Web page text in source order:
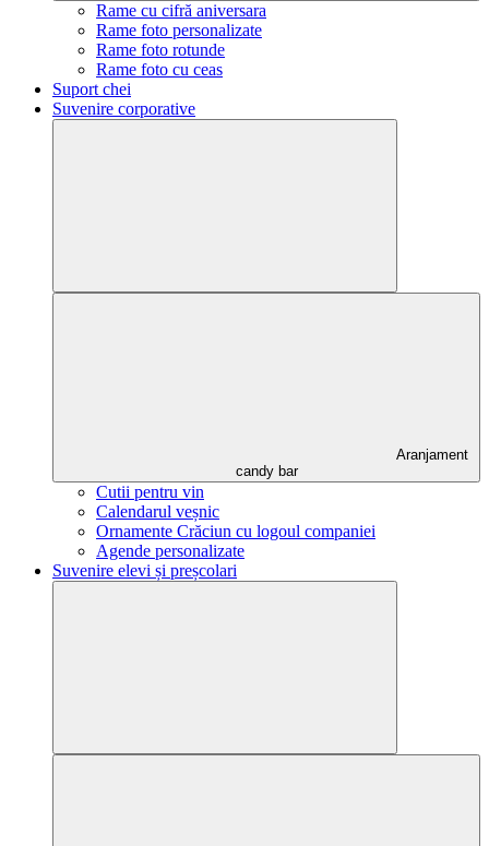
Rame cu cifră aniversara
Rame foto personalizate
Rame foto rotunde
Rame foto cu ceas
Suport chei
Suvenire corporative
Aranjament
candy bar
Cutii pentru vin
Calendarul veșnic
Ornamente Crăciun cu logoul companiei
Agende personalizate
Suvenire elevi și preșcolari